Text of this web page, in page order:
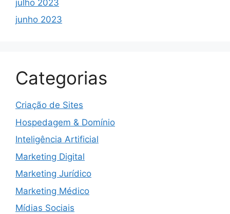
julho 2023
junho 2023
Categorias
Criação de Sites
Hospedagem & Domínio
Inteligência Artificial
Marketing Digital
Marketing Jurídico
Marketing Médico
Mídias Sociais